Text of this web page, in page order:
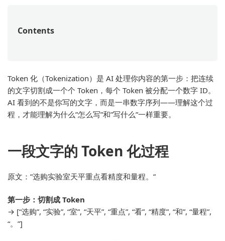
Contents
Token 化（Tokenization）是 AI 处理你内容的第一步：把连续
的文字切割成一个个 Token，每个 Token 被分配一个数字 ID。
AI 看到的不是你写的文字，而是一串数字序列——理解这个过
程，才能理解为什么”怎么写”和”写什么”一样重要。
一段文字的 Token 化过程
原文：”选购实验室天平重点看精度和量程。”
第一步：切割成 Token
→ [“选购”, “实验”, “室”, “天平”, “重点”, “看”, “精度”, “和”, “量程”,
“。”]